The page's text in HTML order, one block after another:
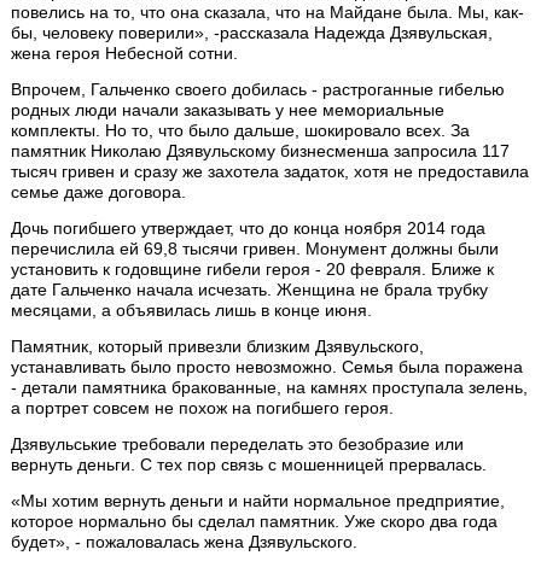
повелись на то, что она сказала, что на Майдане была. Мы, как-
бы, человеку поверили», -рассказала Надежда Дзявульская,
жена героя Небесной сотни.
Впрочем, Гальченко своего добилась - растроганные гибелью
родных люди начали заказывать у нее мемориальные
комплекты. Но то, что было дальше, шокировало всех. За
памятник Николаю Дзявульскому бизнесменша запросила 117
тысяч гривен и сразу же захотела задаток, хотя не предоставила
семье даже договора.
Дочь погибшего утверждает, что до конца ноября 2014 года
перечислила ей 69,8 тысячи гривен. Монумент должны были
установить к годовщине гибели героя - 20 февраля. Ближе к
дате Гальченко начала исчезать. Женщина не брала трубку
месяцами, а объявилась лишь в конце июня.
Памятник, который привезли близким Дзявульского,
устанавливать было просто невозможно. Семья была поражена
- детали памятника бракованные, на камнях проступала зелень,
а портрет совсем не похож на погибшего героя.
Дзявульськие требовали переделать это безобразие или
вернуть деньги. С тех пор связь с мошенницей прервалась.
«Мы хотим вернуть деньги и найти нормальное предприятие,
которое нормально бы сделал памятник. Уже скоро два года
будет», - пожаловалась жена Дзявульского.